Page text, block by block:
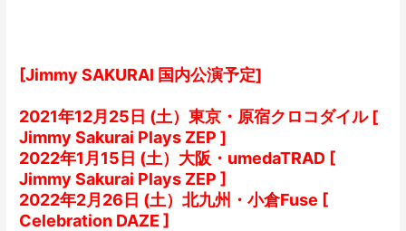
[Jimmy SAKURAI 国内公演予定]
2021年12月25日 (土）東京・原宿クロコダイル [
Jimmy Sakurai Plays ZEP ]
2022年1月15日 (土）大阪・umedaTRAD [
Jimmy Sakurai Plays ZEP ]
2022年2月26日 (土）北九州・小倉Fuse [
Celebration DAZE ]